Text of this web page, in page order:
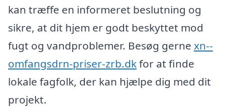
kan træffe en informeret beslutning og
sikre, at dit hjem er godt beskyttet mod
fugt og vandproblemer. Besøg gerne xn--
omfangsdrn-priser-zrb.dkfor at finde
lokale fagfolk, der kan hjælpe dig med dit
projekt.